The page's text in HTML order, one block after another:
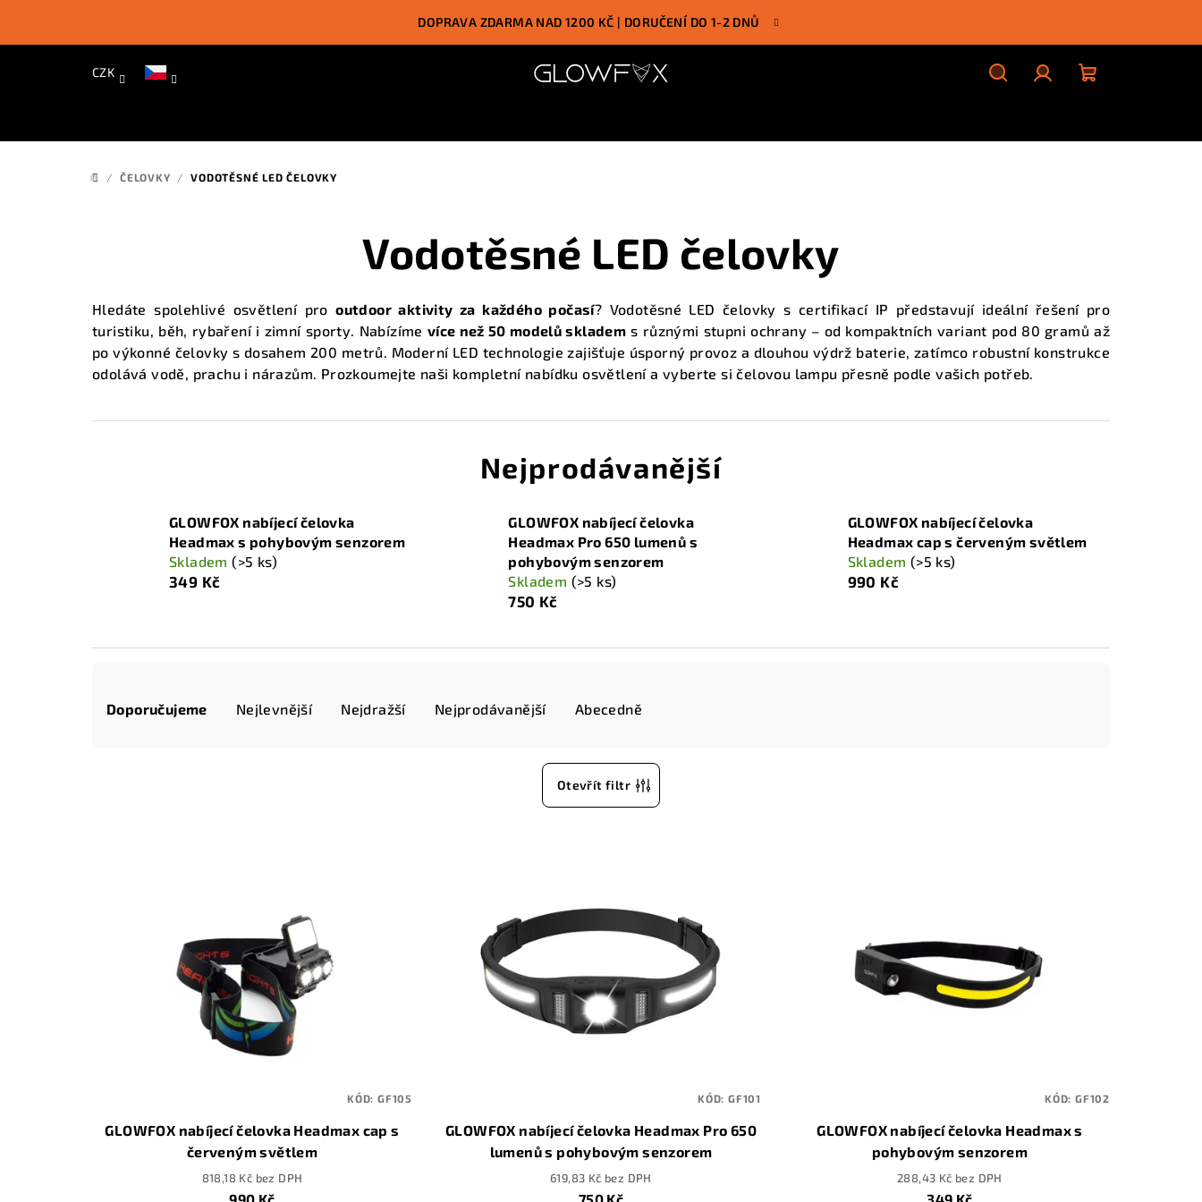
DOPRAVA ZDARMA NAD 1200 KČ | DORUČENÍ DO 1-2 DNŮ
CZK
DOMŮ
/ ČELOVKY / VODOTĚSNÉ LED ČELOVKY
Vodotěsné LED čelovky
Hledáte spolehlivé osvětlení prooutdoor aktivity za každého počasí? Vodotěsné LED čelovky s certifikací IP představují ideální řešení pro
turistiku, běh, rybaření i zimní sporty. Nabízíme více než 50 modelů skladem s různými stupni ochrany – od kompaktních variant pod 80 gramů až
po výkonné čelovky s dosahem 200 metrů. Moderní LED technologie zajišťuje úsporný provoz a dlouhou výdrž baterie, zatímco robustní konstrukce
odolává vodě, prachu i nárazům. Prozkoumejte naši kompletní nabídku osvětlenía vyberte si čelovou lampu přesně podle vašich potřeb.
Nejprodávanější
GLOWFOX nabíjecí čelovka
Headmax s pohybovým senzorem
Skladem(>5 ks)
349 Kč
GLOWFOX nabíjecí čelovka
Headmax Pro 650 lumenů s
pohybovým senzorem
Skladem (>5 ks)
750 Kč
GLOWFOX nabíjecí čelovka
Headmax cap s červeným světlem
Skladem (>5 ks)
990 Kč
a
ů
Doporučujeme Nejlevnější Nejdražší Nejprodávanější Abecedně
Otevřít filtr
d
GLOWFOX nabíjecí čelovka Headmax cap s
červeným světlem
818,18 Kč bez DPH
KÓD: GF105
GLOWFOX nabíjecí čelovka Headmax Pro 650
lumenů s pohybovým senzorem
619,83 Kč bez DPH
KÓD: GF101
GLOWFOX nabíjecí čelovka Headmax s
pohybovým senzorem
288,43 Kč bez DPH
KÓD: GF102